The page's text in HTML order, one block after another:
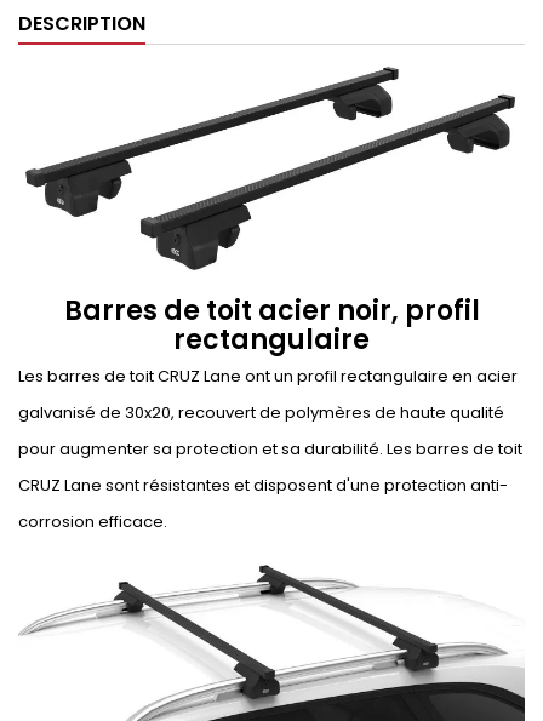
DESCRIPTION
Barres de toit acier noir, profil
rectangulaire
Les barres de toit CRUZ Lane ont un profil rectangulaire en acier
galvanisé de 30x20, recouvert de polymères de haute qualité
pour augmenter sa protection et sa durabilité. Les barres de toit
CRUZ Lane sont résistantes et disposent d'une protection anti-
corrosion efficace.